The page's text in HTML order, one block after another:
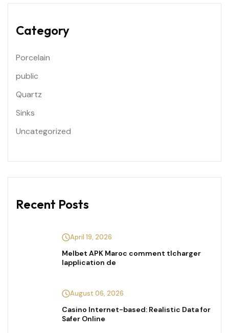
Category
Porcelain
public
Quartz
Sinks
Uncategorized
Recent Posts
April 19, 2026
Melbet APK Maroc comment tlcharger
lapplication de
August 06, 2026
Casino Internet-based: Realistic Data for
Safer Online